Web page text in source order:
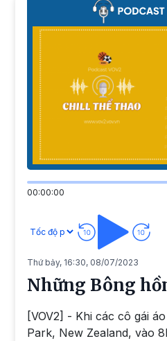
00:00:00
Thứ bảy, 16:30, 08/07/2023
Những Bông
[VOV2] - Khi các cô gái
Park, New Zealand, vào